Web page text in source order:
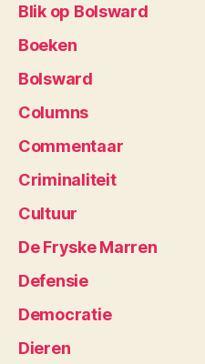
Blik op Bolsward
Boeken
Bolsward
Columns
Commentaar
Criminaliteit
Cultuur
De Fryske Marren
Defensie
Democratie
Dieren